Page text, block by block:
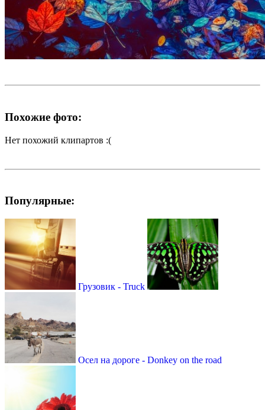
Похожие фото:
Нет похожий клипартов :(
Популярные:
Грузовик - Truck
Осел на дороге - Donkey on the road